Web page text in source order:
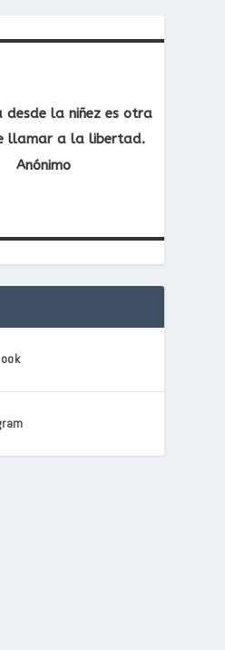
desde la niñez es otra
llamar a la libertad.
Anónimo